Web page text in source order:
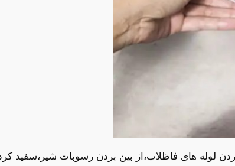
لوله های فاظلاب،از بین بردن رسوبات شیر،سفید